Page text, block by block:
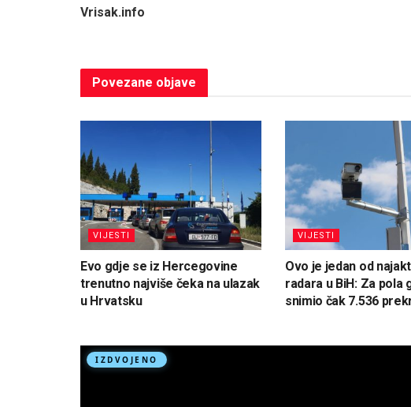
Vrisak.info
Povezane objave
VIJESTI
Evo gdje se iz Hercegovine
trenutno najviše čeka na ulazak
u Hrvatsku
VIJESTI
Ovo je jedan od
radara u BiH: Za pola
snimio čak 7.536